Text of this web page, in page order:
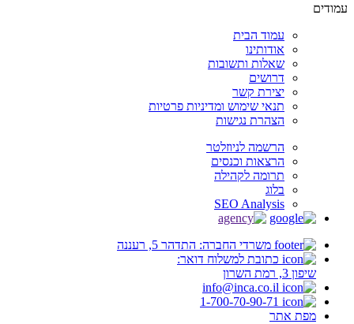
עמודים
עמוד הבית
אודותינו
שאלות ותשובות
דרושים
יצירת קשר
תנאי שימוש ומדיניות פרטיות
הצהרת נגישות
הרשמה לניוזלטר
הרצאות וכנסים
תרומה לקהילה
בלוג
SEO Analysis
משרדי החברה: התדהר 5, רעננה
כתובת למשלוח דואר:
שיפון 3, רמת השרון
info@inca.co.il
1-700-70-90-71
מפת אתר